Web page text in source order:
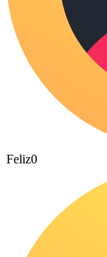
Feliz0